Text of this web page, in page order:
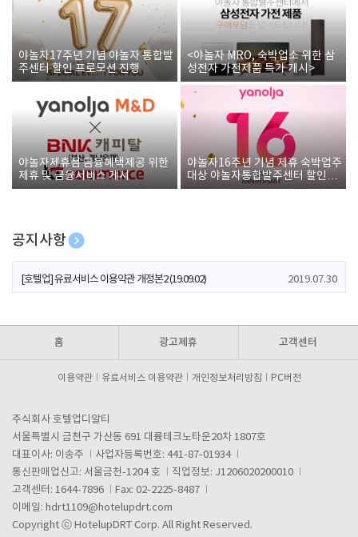
야놀자17주년 기념 야놀자 통합발
주센터 할인 프로모션 진행
<야놀자 MRO, 숙박업소 위한 삼
성전자 가전제품 특가 개시>
야놀자제휴점 금융혜택제공 위한
제휴 및 금융서비스 게시
야놀자16주년 기념 제휴 숙박업주
대상 야놀자통합발주센터 할인쿠
폰 증정
공지사항
[호텔업] 개인정보 처리방침 개정본1 (19.09.02)
[호텔업] 유료서비스 이용약관 개정본2 (19.09.02) 2019.07.30
홈 광고제휴 고객센터
이용약관 유료서비스 이용약관 개인정보처리방침 PC버전
주식회사 호텔업디알티
서울특별시 금천구 가산동 691 대륭테크노타운20차 1807호
대표이사: 이송주
사업자등록번호: 441-87-01934
통신판매업신고: 서울금천-1204 호
직업정보: J1206020200010
고객센터: 1644-7896
Fax: 02-2225-8487
이메일: hdrt1109@hotelupdrt.com
Copyright ⓒ HotelupDRT Corp. All Right Reserved.